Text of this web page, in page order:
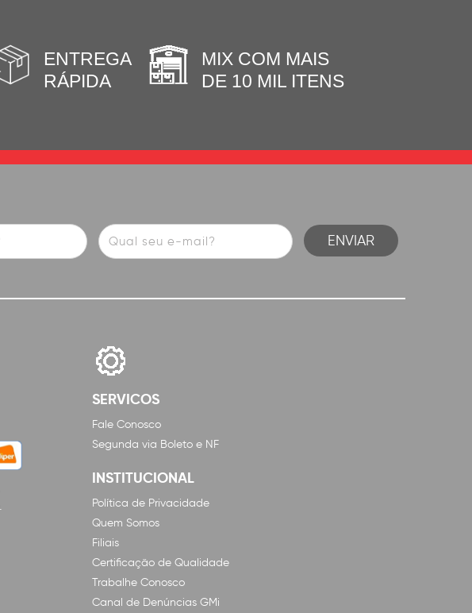
ENTREGA
RÁPIDA
MIX COM MAIS
DE 10 MIL ITENS
SERVICOS
Fale Conosco
Segunda via Boleto e NF
INSTITUCIONAL
Política de Privacidade
Quem Somos
Filiais
Certificação de Qualidade
Trabalhe Conosco
Canal de Denúncias GMi